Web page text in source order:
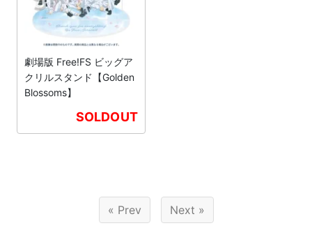
劇場版 Free!FS ビッグア
クリルスタンド【Golden
Blossoms】
SOLDOUT
« Prev Next »